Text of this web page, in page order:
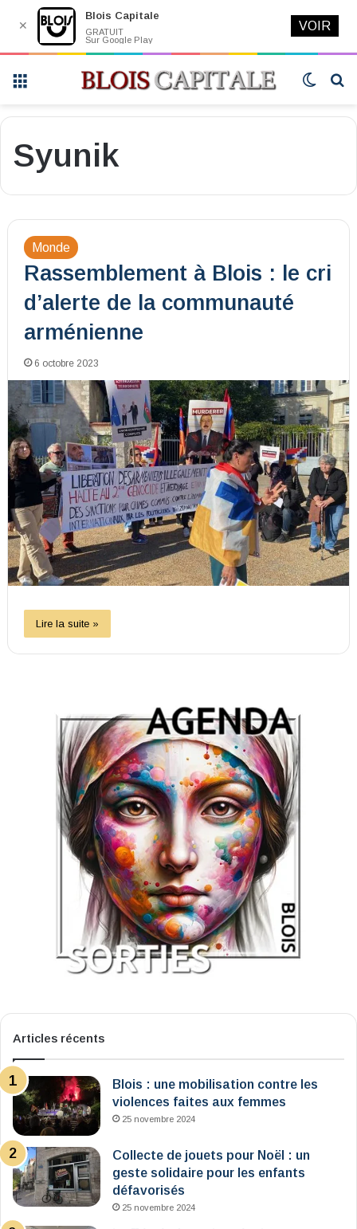
Switch
Syunik
Monde
Rassemblement à Blois : le cri
d’alerte de la communauté
arménienne
6 octobre 2023
Lire la suite »
Articles récents
Blois : une mobilisation contre les
violences faites aux femmes
25 novembre 2024
Collecte de jouets pour Noël : un
geste solidaire pour les enfants
défavorisés
25 novembre 2024
✕
Blois Capitale
GRATUIT
Sur Google Play
VOIR